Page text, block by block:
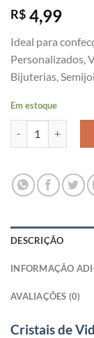
R$ 4,99
Ideal para
Personalizados,
Bijuterias,
Em estoque
DESCRIÇÃO
INFORMAÇÃO
AVALIAÇÕES (0)
Cristais de